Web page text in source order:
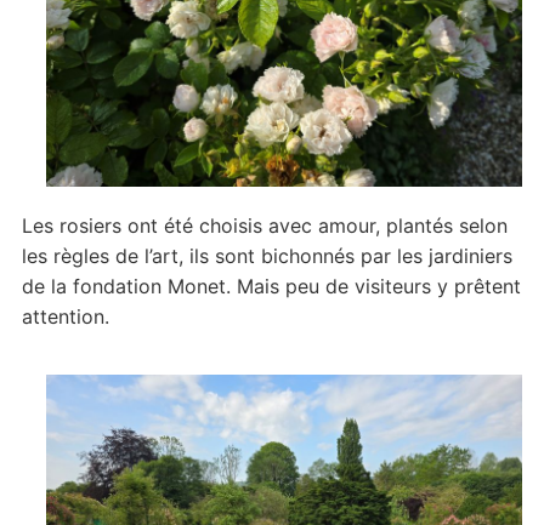
Les rosiers ont été choisis avec amour, plantés selon
les règles de l’art, ils sont bichonnés par les jardiniers
de la fondation Monet. Mais peu de visiteurs y prêtent
attention.